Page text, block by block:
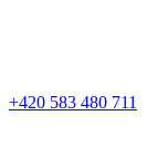
+420 583 480 711